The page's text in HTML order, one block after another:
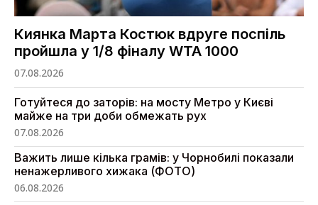
Киянка Марта Костюк вдруге поспіль
пройшла у 1/8 фіналу WTA 1000
07.08.2026
Готуйтеся до заторів: на мосту Метро у Києві
майже на три доби обмежать рух
07.08.2026
Важить лише кілька грамів: у Чорнобилі показали
ненажерливого хижака (ФОТО)
06.08.2026